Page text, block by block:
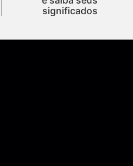
significados